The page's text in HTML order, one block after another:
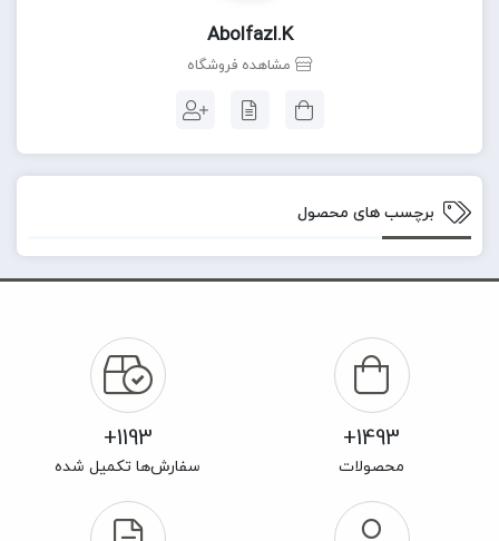
Abolfazl.k
مشاهده فروشگاه
برچسب های محصول
1493+
محصولات
1193+
سفارش‌ها تکمیل شده